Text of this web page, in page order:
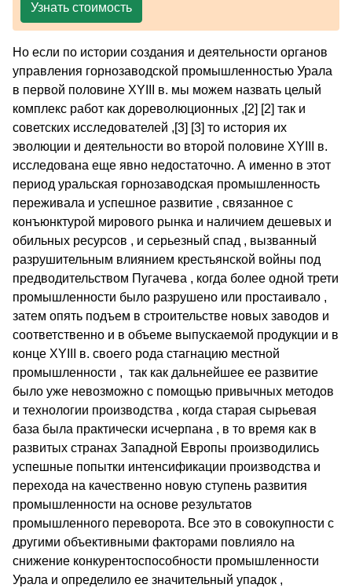
Узнать стоимость
Но если по истории создания и деятельности органов
управления горнозаводской промышленностью Урала
в первой половине XYIII в. мы можем назвать целый
комплекс работ как дореволюционных ,[2] [2] так и
советских исследователей ,[3] [3] то история их
эволюции и деятельности во второй половине XYIII в.
исследована еще явно недостаточно. А именно в этот
период уральская горнозаводская промышленность
переживала и успешное развитие , связанное с
конъюнктурой мирового рынка и наличием дешевых и
обильных ресурсов , и серьезный спад , вызванный
разрушительным влиянием крестьянской войны под
предводительством Пугачева , когда более одной трети
промышленности было разрушено или простаивало ,
затем опять подъем в строительстве новых заводов и
соответственно и в объеме выпускаемой продукции и в
конце XYIII в. своего рода стагнацию местной
промышленности , так как дальнейшее ее развитие
было уже невозможно с помощью привычных методов
и технологии производства , когда старая сырьевая
база была практически исчерпана , в то время как в
развитых странах Западной Европы производились
успешные попытки интенсификации производства и
перехода на качественно новую ступень развития
промышленности на основе результатов
промышленного переворота. Все это в совокупности с
другими объективными факторами повлияло на
снижение конкурентоспособности промышленности
Урала и определило ее значительный упадок ,